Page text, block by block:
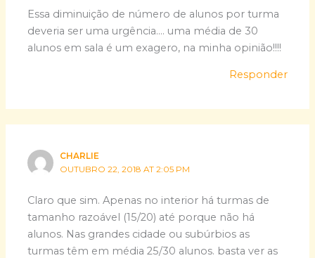
Essa diminuição de número de alunos por turma
deveria ser uma urgência…. uma média de 30
alunos em sala é um exagero, na minha opinião!!!!
Responder
CHARLIE
OUTUBRO 22, 2018 AT 2:05 PM
Claro que sim. Apenas no interior há turmas de
tamanho razoável (15/20) até porque não há
alunos. Nas grandes cidade ou subúrbios as
turmas têm em média 25/30 alunos. basta ver as